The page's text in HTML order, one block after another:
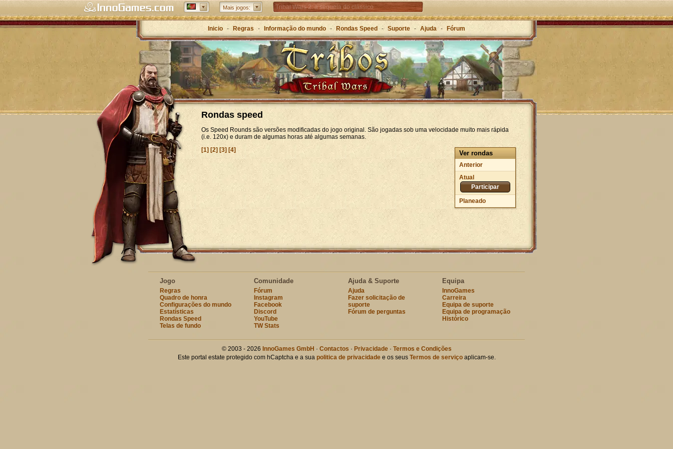
Mais jogos: Tribal Wars 2: a sequela do clássico
Forge of Empires – Estratégia ao longo das eras
Grepolis – Construa o seu império na Grécia Antiga
Inicio - Regras - Informação do mundo - Rondas Speed - Suporte - Ajuda - Fórum
Rondas speed
Os Speed Rounds são versões modificadas do jogo original. São jogadas sob uma velocidade muito mais rápida
(i.e. 120x) e duram de algumas horas até algumas semanas.
Ver rondas
Anterior
Atual
Participar
Planeado
[1] [2] [3] [4]
Jogo
Regras
Quadro de honra
Configurações do mundo
Estatísticas
Rondas Speed
Telas de fundo
Comunidade
Fórum
Instagram
Facebook
Discord
YouTube
TW Stats
Ajuda & Suporte
Ajuda
Fazer solicitação de
suporte
Fórum de perguntas
Equipa
InnoGames
Carreira
Equipa de suporte
Equipa de programação
Histórico
© 2003 - 2026 InnoGames GmbH · Contactos · Privacidade· Termos e Condições
Este portal estate protegido com hCaptcha e a sua politica de privacidadee os seus Termos de serviçoaplicam-se.